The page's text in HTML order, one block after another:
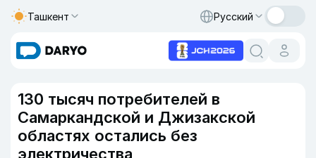
Ташкент Русский
130 тысяч потребителей в
Самаркандской и Джизакской
областях остались без
электричества